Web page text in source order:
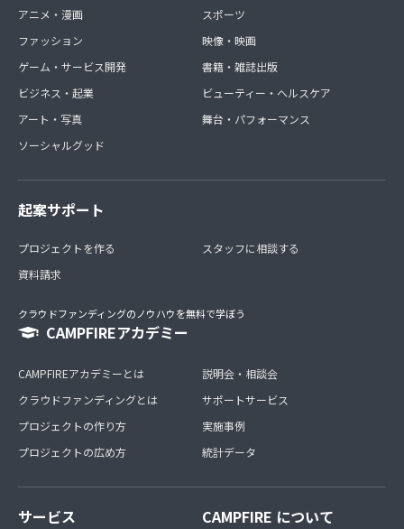
アニメ・漫画
ファッション
ゲーム・サービス開発
ビジネス・起業
アート・写真
ソーシャルグッド
スポーツ
映像・映画
書籍・雑誌出版
ビューティー・ヘルスケア
舞台・パフォーマンス
起案サポート
プロジェクトを作る
資料請求
スタッフに相談する
クラウドファンディングのノウハウを無料で学ぼう
CAMPFIREアカデミー
CAMPFIREアカデミーとは
クラウドファンディングとは
プロジェクトの作り方
プロジェクトの広め方
説明会・相談会
サポートサービス
実施事例
統計データ
サービス CAMPFIRE について